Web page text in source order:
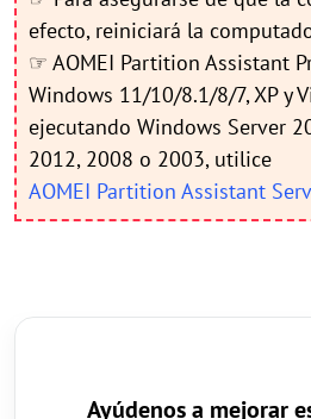
efecto, reiniciará la
☞ AOMEI Partition Assistant
Windows 11/10/8.1/8/7, XP y
ejecutando Windows Server
2012, 2008 o 2003, utilice
AOMEI Partition Assistant
Ayúdenos a mejorar